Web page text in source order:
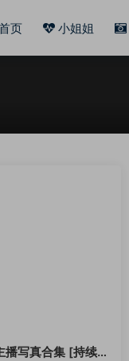
页 小姐姐
写真合集 [持续更